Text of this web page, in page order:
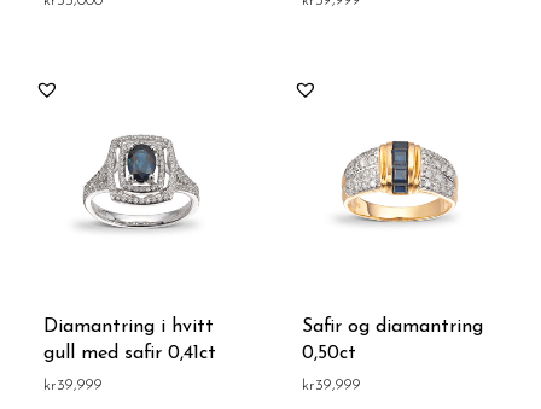
Diamantring i hvitt
gull med safir 0,41ct
kr39,999
Safir og diamantring
0,50ct
kr39,999